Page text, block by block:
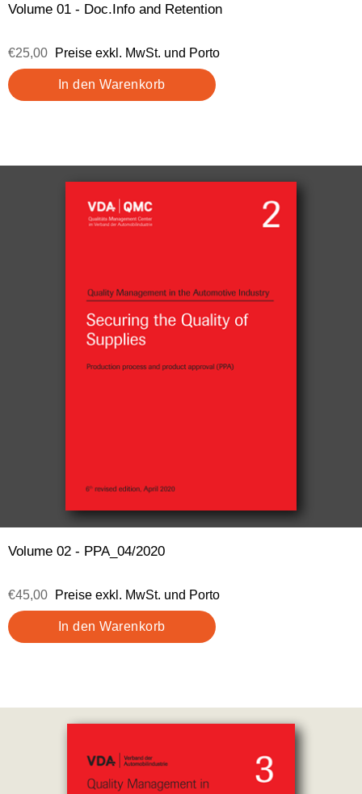
Volume 01 - Doc.Info and Retention
€25,00 Preise exkl. MwSt. und Porto
Volume 02 - PPA_04/2020
€45,00 Preise exkl. MwSt. und Porto